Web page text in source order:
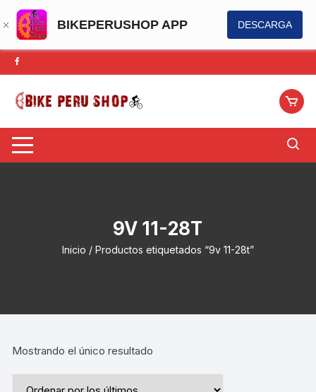
BIKEPERUSHOP APP DESCARGA
Saltar
al
contenido
9V 11-28T
Inicio / Productos etiquetados “9v 11-28t”
Mostrando el único resultado